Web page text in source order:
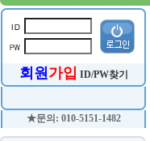
회원가입 ID/PW찾기
★문의: 010-5151-1482